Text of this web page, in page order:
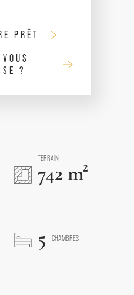
PRÊT
?
TERRAIN
742 m²
5 CHAMBRES